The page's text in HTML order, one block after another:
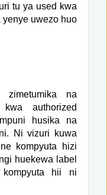
tu ya used kwa
yenye uwezo huo
na
authorized
husika na
Ni vizuri kuwa
kompyuta hizi
huekewa label
kompyuta hii ni